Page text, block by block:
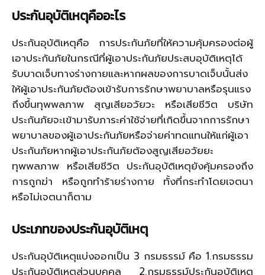
ประกันอุบัติเหตุคืออะไร
ประกันอุบัติเหตุคือ การประกันภัยที่ให้ความคุ้มครองต่อผู้
เอาประกันภัยในกรณีที่ผู้เอาประกันภัยประสบอุบัติเหตุได้
รับบาดเจ็บทางร่างกายและหากผลของการบาดเจ็บนั้นส่ง
ให้ผู้เอาประกันภัยต้องเข้ารับการรักษาพยาบาลหรือรุนแรง
ถึงขึ้นทุพพลภาพ สุญเสียอวัยวะ หรือเสียชีวิต บริษัท
ประกันภัยจะเข้ามารับภาระค่าใช้จ่ายที่เกิดขึ้นจากการรักษา
พยาบาลของผู้เอาประกันภัยหรือจ่ายค่าทดแทนให้แก่ผู้เอา
ประกันภัยหากผู้เอาประกันภัยต้องสูญเสียอวัยยะ
ทุพพลภาพ หรือเสียชีวิต ประกันอุบัติเหตุยังคุ้มครองถึง
การถูกฆ่า หรือถูกทำร้ายร่างกาย ทั้งที่กระทำโดยเจตนา
หรือไม่เจตนาก็ตาม
ประเภทของประกันอุบัติเหตุ
ประกันอุบัติเหตุแบ่งออกเป็น 3 กรมธรรม์ คือ 1.กรมธรรม
ประกันอุบัติเหตุส่วนบุคคล 2.กรมธรรม์ประกันอุบัติเหตุ